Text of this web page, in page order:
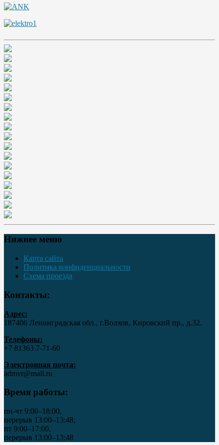
Нижнее меню
Карта сайта
Политика конфиденциальности
Схема проезда
Контакты:
Адрес:
187406 Ленинградская обл., г.Волхов, Кировский пр., д.32.
Телефоны:
+7 81363 7‑71-60
Электронная почта:
admvr@mail.ru
Время работы:
пн-чт 9:00–18:00,
перерыв 13:00–13:48;
пт 9:00–17:00,
перерыв 13:00–13:48